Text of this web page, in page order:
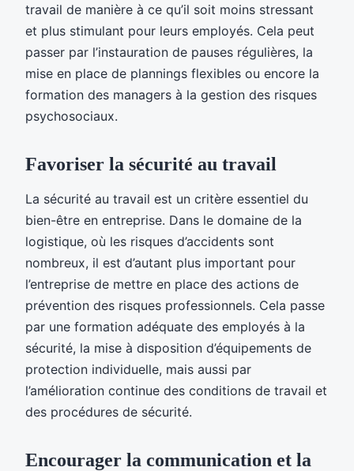
travail de manière à ce qu’il soit moins stressant
et plus stimulant pour leurs employés. Cela peut
passer par l’instauration de pauses régulières, la
mise en place de plannings flexibles ou encore la
formation des managers à la gestion des risques
psychosociaux.
Favoriser la sécurité au travail
La sécurité au travail est un critère essentiel du
bien-être en entreprise. Dans le domaine de la
logistique, où les risques d’accidents sont
nombreux, il est d’autant plus important pour
l’entreprise de mettre en place des actions de
prévention des risques professionnels. Cela passe
par une formation adéquate des employés à la
sécurité, la mise à disposition d’équipements de
protection individuelle, mais aussi par
l’amélioration continue des conditions de travail et
des procédures de sécurité.
Encourager la communication et la